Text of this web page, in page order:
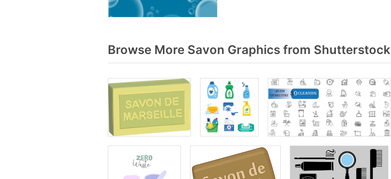
Browse More Savon Graphics from Shutterstock